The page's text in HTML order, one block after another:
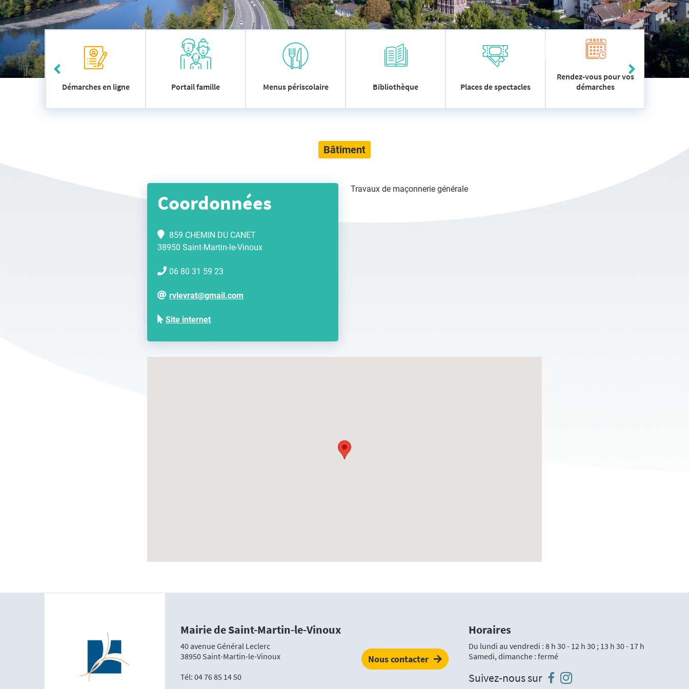
Accès
rapide
Démarches en ligne Portail famille Menus périscolaire Bibliothèque Places de spectacles
Rendez-vous pour vos
démarches
Bâtiment
Coordonnées
859 CHEMIN DU CANET
38950 Saint-Martin-le-Vinoux
06 80 31 59 23
rvlevrat@gmail.com
Site internet
Travaux de maçonnerie générale
Mairie de Saint-Martin-le-Vinoux
40 avenue Général Leclerc
38950 Saint-Martin-le-Vinoux
Tél:04 76 85 14 50
Nous contacter
Horaires
Du lundi au vendredi : 8 h 30 - 12 h 30 ; 13 h 30 - 17 h
Samedi, dimanche : fermé
Suivez-nous sur Facebook
Instagram